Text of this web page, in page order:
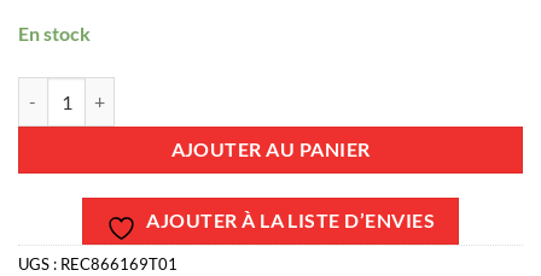
En stock
AJOUTER AU PANIER
AJOUTER À LA LISTE D’ENVIES
UGS : REC866169T01